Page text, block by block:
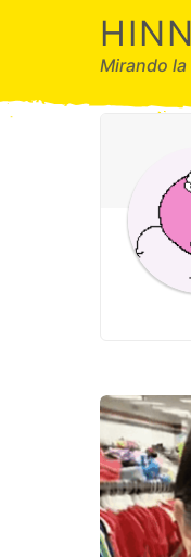
Mirando la